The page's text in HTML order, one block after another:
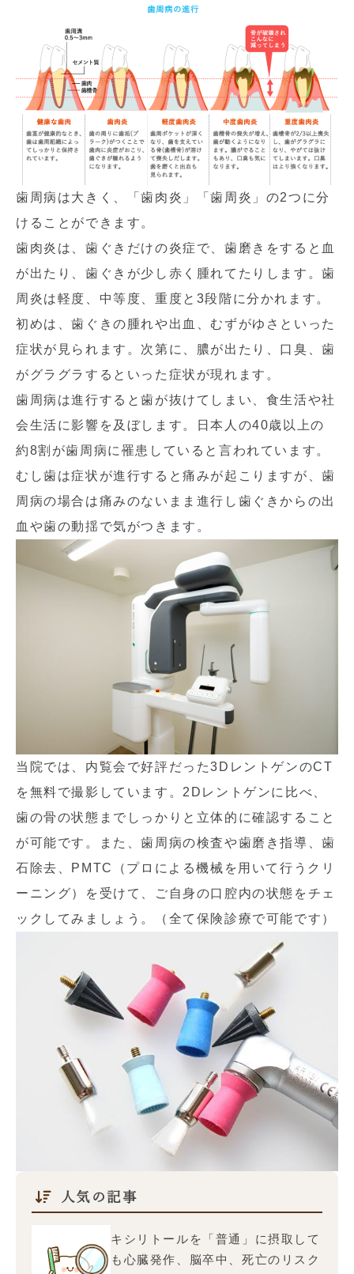
歯周病は大きく、「歯肉炎」「歯周炎」の2つに分
けることができます。
歯肉炎は、歯ぐきだけの炎症で、歯磨きをすると血
が出たり、歯ぐきが少し赤く腫れてたりします。歯
周炎は軽度、中等度、重度と3段階に分かれます。
初めは、歯ぐきの腫れや出血、むずがゆさといった
症状が見られます。次第に、膿が出たり、口臭、歯
がグラグラするといった症状が現れます。
歯周病は進行すると歯が抜けてしまい、食生活や社
会生活に影響を及ぼします。日本人の40歳以上の
約8割が歯周病に罹患していると言われています。
むし歯は症状が進行すると痛みが起こりますが、歯
周病の場合は痛みのないまま進行し歯ぐきからの出
血や歯の動揺で気がつきます。
当院では、内覧会で好評だった3DレントゲンのCT
を無料で撮影しています。2Dレントゲンに比べ、
歯の骨の状態までしっかりと立体的に確認すること
が可能です。また、歯周病の検査や歯磨き指導、歯
石除去、PMTC（プロによる機械を用いて行うクリ
ーニング）を受けて、ご自身の口腔内の状態をチェ
ックしてみましょう。（全て保険診療で可能です）
人気の記事
キシリトールを「普通」に摂取して
も心臓発作、脳卒中、死亡のリスク